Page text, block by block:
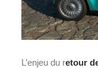
L’enjeu du retour